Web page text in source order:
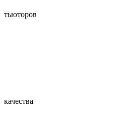
тьюторов
качества